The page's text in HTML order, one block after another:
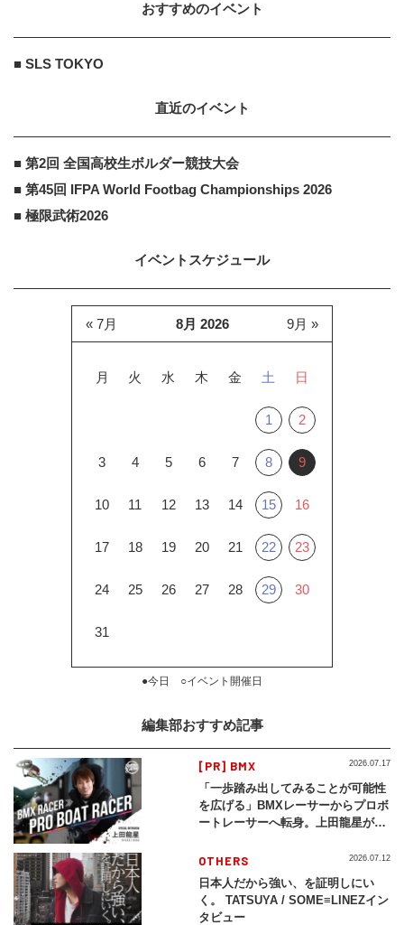
おすすめのイベント
■ SLS TOKYO
直近のイベント
■ 第2回 全国高校生ボルダー競技大会
■ 第45回 IFPA World Footbag Championships 2026
■ 極限武術2026
イベントスケジュール
8月 2026
月 火 水 木 金 土 日
1 2
3 4 5 6 7 8 9
10 11 12 13 14 15 16
17 18 19 20 21 22 23
24 25 26 27 28 29 30
31
« 7月 9月 »
●今日 ○イベント開催日
編集部おすすめ記事
[PR] BMX
「一歩踏み出してみることが可能性
を広げる」BMXレーサーからプロボ
ートレーサーへ転身。上田龍星が体
2026.07.17
OTHERS
日本人だから強い、を証明しにい
く。 TATSUYA / SOME≡LINEZイン
タビュー
2026.07.12